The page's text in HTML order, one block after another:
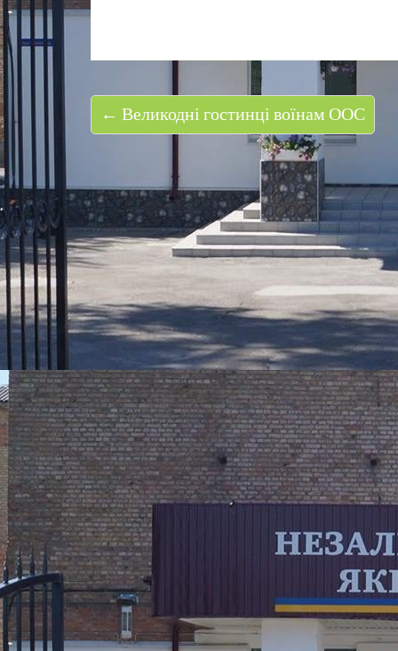
← Великодні гостинці воїнам ООС